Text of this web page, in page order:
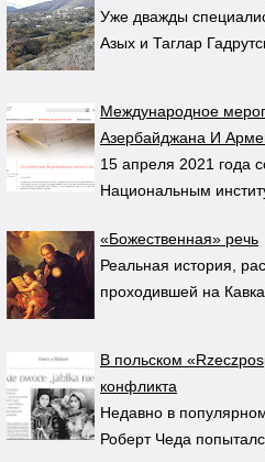
Уже дважды
Азых и Таглар
Международное
Азербайджана И
15 апреля 2021 года
Национальным
«Божественная» речь
Реальная история,
проходившей на
В польском
конфликта
Недавно в
Роберт Чеда